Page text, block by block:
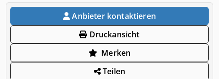
Anbieter kontaktieren
Druckansicht
Merken
Teilen